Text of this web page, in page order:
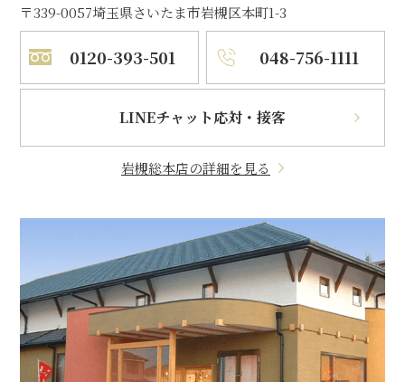
〒339-0057埼玉県さいたま市岩槻区本町1-3
0120-393-501 048-756-1111
LINEチャット応対・接客
岩槻総本店の詳細を見る